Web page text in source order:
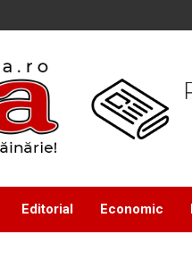
Editorial Economic